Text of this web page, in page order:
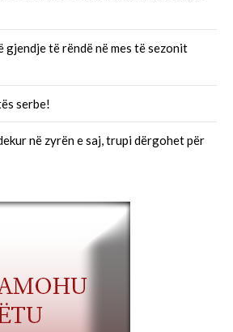
gjendje të rëndë në mes të sezonit
serbe!
në zyrën e saj, trupi dërgohet për